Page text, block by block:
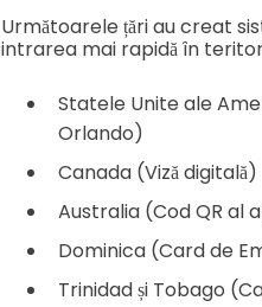
Următoarele țări au creat
intrarea mai rapidă în
Statele Unite ale
Orlando)
Canada (Viză digitală)
Australia (Cod QR al
Dominica (Card de
Trinidad și Tobago